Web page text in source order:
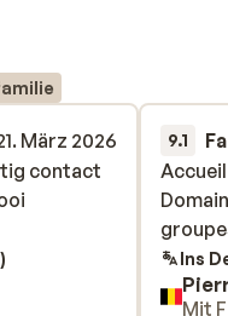
März 2026
contact
contact
9.1
Ins
Mit